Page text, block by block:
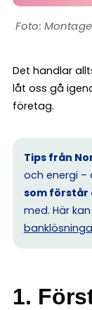
Det handlar
låt oss gå
företag.
Tips från
och energi
som förstår
med. Här
1.